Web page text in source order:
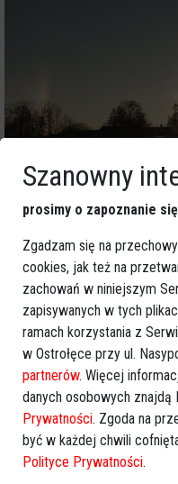
Szanowny
prosimy o zapoznanie
Zgadzam się na
cookies, jak też na
zachowań w niniejszym
zapisywanych w tych
ramach korzystania z
w Ostrołęce przy ul.
partnerów. Więcej
danych osobowych
Prywatności. Zgoda na
być w każdej chwili
Polityce Prywatności.